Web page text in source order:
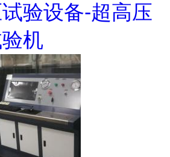
验设备-超高压
机